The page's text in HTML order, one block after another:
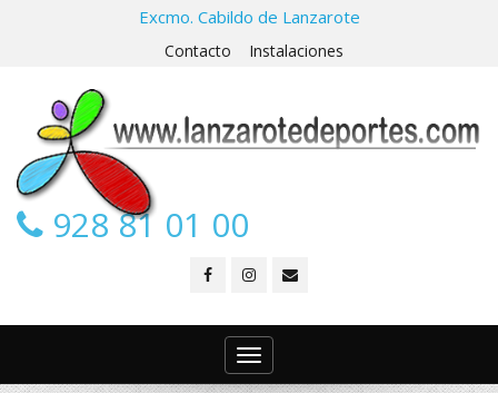
Excmo. Cabildo de Lanzarote
Contacto Instalaciones
928 81 01 00
Toggle
navigation